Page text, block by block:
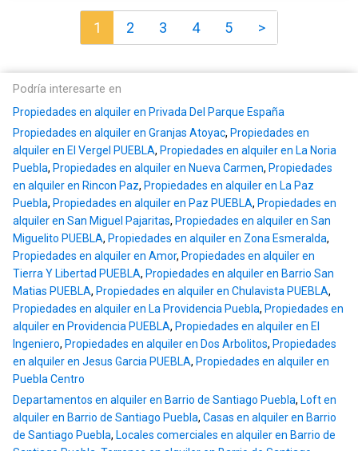
1 2 3 4 5 >
Podría interesarte en
Propiedades en alquiler en Privada Del Parque España
Propiedades en alquiler en Granjas Atoyac, Propiedades en
alquiler en El Vergel PUEBLA, Propiedades en alquiler en La Noria
Puebla, Propiedades en alquiler en Nueva Carmen, Propiedades
en alquiler en Rincon Paz, Propiedades en alquiler en La Paz
Puebla, Propiedades en alquiler en Paz PUEBLA, Propiedades en
alquiler en San Miguel Pajaritas, Propiedades en alquiler en San
Miguelito PUEBLA, Propiedades en alquiler en Zona Esmeralda,
Propiedades en alquiler en Amor, Propiedades en alquiler en
Tierra Y Libertad PUEBLA, Propiedades en alquiler en Barrio San
Matias PUEBLA, Propiedades en alquiler en Chulavista PUEBLA,
Propiedades en alquiler en La Providencia Puebla, Propiedades en
alquiler en Providencia PUEBLA, Propiedades en alquiler en El
Ingeniero, Propiedades en alquiler en Dos Arbolitos, Propiedades
en alquiler en Jesus Garcia PUEBLA, Propiedades en alquiler en
Puebla Centro
Departamentos en alquiler en Barrio de Santiago Puebla, Loft en
alquiler en Barrio de Santiago Puebla, Casas en alquiler en Barrio
de Santiago Puebla, Locales comerciales en alquiler en Barrio de